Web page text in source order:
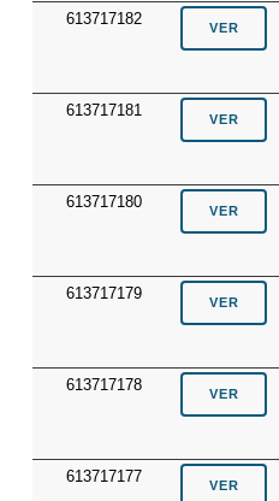
613717182
613717181
613717180
613717179
613717178
613717177